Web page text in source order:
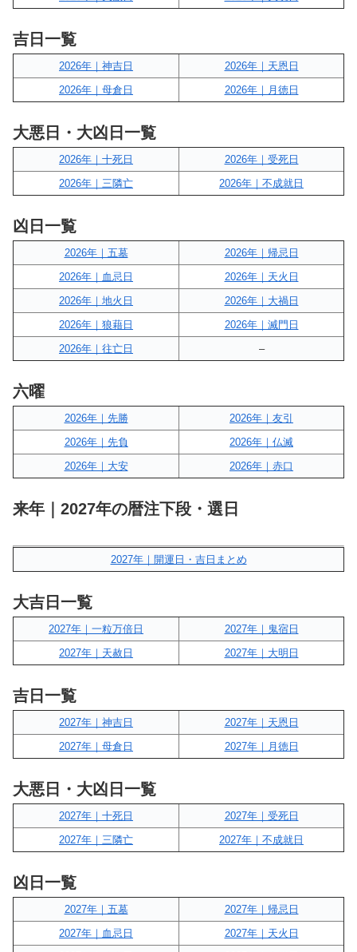
吉日一覧
2026年｜神吉日
2026年｜天恩日
2026年｜母倉日
2026年｜月徳日
大悪日・大凶日一覧
2026年｜十死日
2026年｜受死日
2026年｜三隣亡
2026年｜不成就日
凶日一覧
2026年｜五墓
2026年｜帰忌日
2026年｜血忌日
2026年｜天火日
2026年｜地火日
2026年｜大禍日
2026年｜狼藉日
2026年｜滅門日
2026年｜往亡日
–
六曜
2026年｜先勝
2026年｜友引
2026年｜先負
2026年｜仏滅
2026年｜大安
2026年｜赤口
来年｜2027年の暦注下段・選日
2027年｜開運日・吉日まとめ
大吉日一覧
2027年｜一粒万倍日
2027年｜鬼宿日
2027年｜天赦日
2027年｜大明日
吉日一覧
2027年｜神吉日
2027年｜天恩日
2027年｜母倉日
2027年｜月徳日
大悪日・大凶日一覧
2027年｜十死日
2027年｜受死日
2027年｜三隣亡
2027年｜不成就日
凶日一覧
2027年｜五墓
2027年｜帰忌日
2027年｜血忌日
2027年｜天火日